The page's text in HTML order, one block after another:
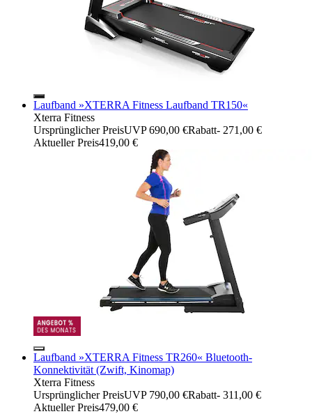
Laufband »XTERRA Fitness Laufband TR150«
Xterra Fitness
Ursprünglicher PreisUVP 690,00 €Rabatt- 271,00 €
Aktueller Preis419,00 €
Laufband »XTERRA Fitness TR260« Bluetooth-
Konnektivität (Zwift, Kinomap)
Xterra Fitness
Ursprünglicher PreisUVP 790,00 €Rabatt- 311,00 €
Aktueller Preis479,00 €